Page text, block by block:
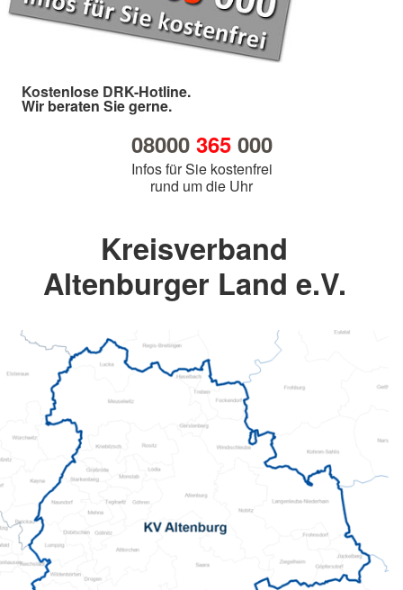
Kostenlose DRK-Hotline.
Wir beraten Sie gerne.
08000 365000
Infos für Sie kostenfrei
rund um die Uhr
Kreisverband
Altenburger Land e.V.